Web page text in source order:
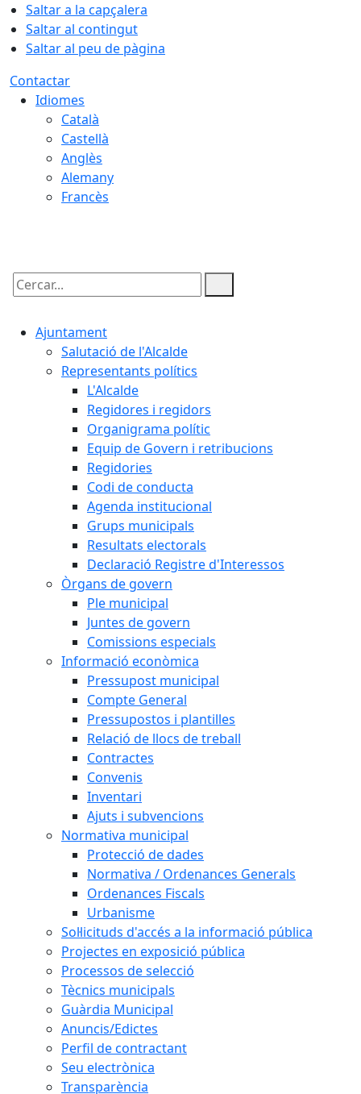
Saltar a la capçalera
Saltar al contingut
Saltar al peu de pàgina
Contactar
Idiomes
Català
Castellà
Anglès
Alemany
Francès
Cercar:
Ajuntament
Salutació de l'Alcalde
Representants polítics
L'Alcalde
Regidores i regidors
Organigrama polític
Equip de Govern i retribucions
Regidories
Codi de conducta
Agenda institucional
Grups municipals
Resultats electorals
Declaració Registre d'Interessos
Òrgans de govern
Ple municipal
Juntes de govern
Comissions especials
Informació econòmica
Pressupost municipal
Compte General
Pressupostos i plantilles
Relació de llocs de treball
Contractes
Convenis
Inventari
Ajuts i subvencions
Normativa municipal
Protecció de dades
Normativa / Ordenances Generals
Ordenances Fiscals
Urbanisme
Sol·licituds d'accés a la informació pública
Projectes en exposició pública
Processos de selecció
Tècnics municipals
Guàrdia Municipal
Anuncis/Edictes
Perfil de contractant
Seu electrònica
Transparència